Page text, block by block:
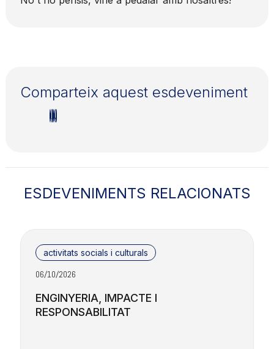
Comparteix aquest esdeveniment
ESDEVENIMENTS RELACIONATS
activitats socials i culturals
06/10/2026
ENGINYERIA, IMPACTE I
RESPONSABILITAT